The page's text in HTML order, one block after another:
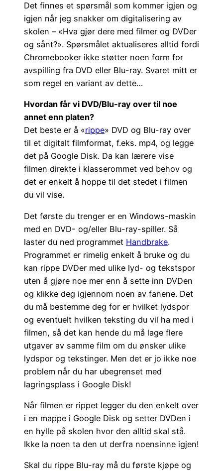
Det finnes et spørsmål som kommer igjen og
igjen når jeg snakker om digitalisering av
skolen – «Hva gjør dere med filmer og DVDer
og sånt?». Spørsmålet aktualiseres alltid fordi
Chromebooker ikke støtter noen form for
avspilling fra DVD eller Blu-ray. Svaret mitt er
som regel en variant av dette…
Hvordan får vi DVD/Blu-ray over til noe
annet enn platen?
Det beste er å «rippe» DVD og Blu-ray over
til et digitalt filmformat, f.eks. mp4, og legge
det på Google Disk. Da kan lærere vise
filmen direkte i klasserommet ved behov og
det er enkelt å hoppe til det stedet i filmen
du vil vise.
Det første du trenger er en Windows-maskin
med en DVD- og/eller Blu-ray-spiller. Så
laster du ned programmet Handbrake.
Programmet er rimelig enkelt å bruke og du
kan rippe DVDer med ulike lyd- og tekstspor
uten å gjøre noe mer enn å sette inn DVDen
og klikke deg igjennom noen av fanene. Det
du må bestemme deg for er hvilket lydspor
og eventuelt hvilken teksting du vil ha med i
filmen, så det kan hende du må lage flere
utgaver av samme film om du ønsker ulike
lydspor og tekstinger. Men det er jo ikke noe
problem når du har ubegrenset med
lagringsplass i Google Disk!
Når filmen er rippet legger du den enkelt over
i en mappe i Google Disk og setter DVDen i
en hylle på skolen hvor den alltid skal stå.
Ikke la noen ta den ut derfra noensinne igjen!
Skal du rippe Blu-ray må du første kjøpe og